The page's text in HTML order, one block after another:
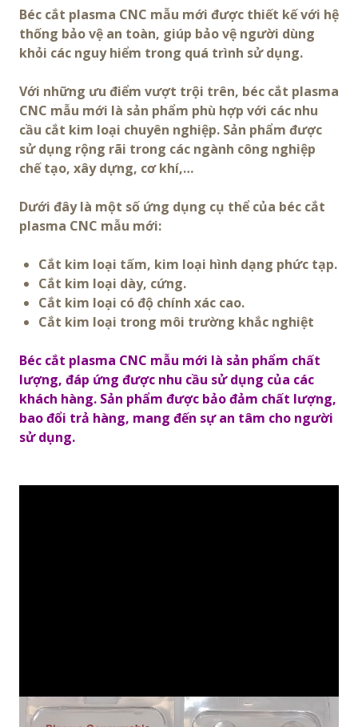
Béc cắt plasma CNC mẫu mới được thiết kế với hệ
thống bảo vệ an toàn, giúp bảo vệ người dùng
khỏi các nguy hiểm trong quá trình sử dụng.
Với những ưu điểm vượt trội trên, béc cắt plasma
CNC mẫu mới là sản phẩm phù hợp với các nhu
cầu cắt kim loại chuyên nghiệp. Sản phẩm được
sử dụng rộng rãi trong các ngành công nghiệp
chế tạo, xây dựng, cơ khí,…
Dưới đây là một số ứng dụng cụ thể của béc cắt
plasma CNC mẫu mới:
Cắt kim loại tấm, kim loại hình dạng phức tạp.
Cắt kim loại dày, cứng.
Cắt kim loại có độ chính xác cao.
Cắt kim loại trong môi trường khắc nghiệt
Béc cắt plasma CNC mẫu mới là sản phẩm chất
lượng, đáp ứng được nhu cầu sử dụng của các
khách hàng. Sản phẩm được bảo đảm chất lượng,
bao đổi trả hàng, mang đến sự an tâm cho người
sử dụng.